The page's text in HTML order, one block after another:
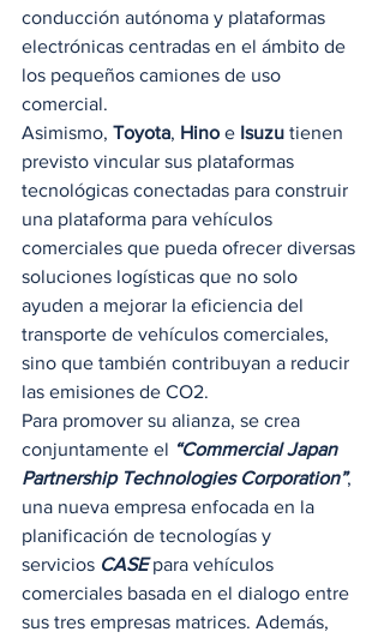
conducción autónoma y plataformas
electrónicas centradas en el ámbito de
los pequeños camiones de uso
comercial.
Asimismo, Toyota, Hino e Isuzu tienen
previsto vincular sus plataformas
tecnológicas conectadas para construir
una plataforma para vehículos
comerciales que pueda ofrecer diversas
soluciones logísticas que no solo
ayuden a mejorar la eficiencia del
transporte de vehículos comerciales,
sino que también contribuyan a reducir
las emisiones de CO2.
Para promover su alianza, se crea
conjuntamente el “Commercial Japan
Partnership Technologies Corporation”,
una nueva empresa enfocada en la
planificación de tecnologías y
servicios CASE para vehículos
comerciales basada en el dialogo entre
sus tres empresas matrices. Además,